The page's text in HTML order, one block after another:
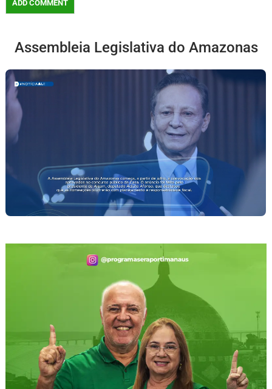
Assembleia Legislativa do Amazonas